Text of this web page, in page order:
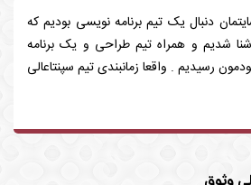
دنبال یک تیم برنامه نویسی بودیم که
شدیم و همراه تیم طراحی و یک برنامه
رسیدیم . واقعا زمانبندی تیم سپنتاعالی